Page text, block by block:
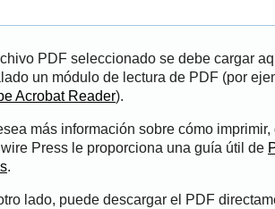
PDF seleccionado se debe cargar
un módulo de lectura de PDF (por
Acrobat Reader).
más información sobre cómo
Press le proporciona una guía útil de
.
lado, puede descargar el PDF